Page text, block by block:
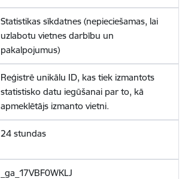
Statistikas sīkdatnes (nepieciešamas, lai
uzlabotu vietnes darbību un
pakalpojumus)
Reģistrē unikālu ID, kas tiek izmantots
statistisko datu iegūšanai par to, kā
apmeklētājs izmanto vietni.
24 stundas
_ga_17VBF0WKLJ